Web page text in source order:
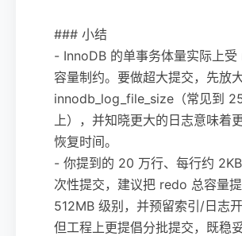
### 小结
- InnoDB 的单事务体量实际上
容量制约。要做超大提交，先放
innodb_log_file_size（常见到
上），并知晓更大的日志意味着
恢复时间。
- 你提到的 20 万行、每行约
次性提交，建议把 redo 总容量
512MB 级别，并预留索引/日志开
但工程上更提倡分批提交，既稳